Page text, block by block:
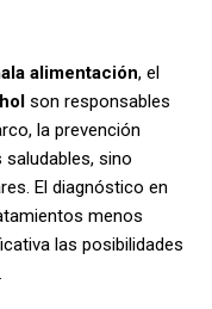
alimentación, el
son responsables
la prevención
sino
El diagnóstico en
menos
las posibilidades